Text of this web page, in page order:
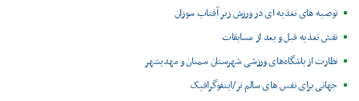
توصیه های تغذیه ای در ورزش زیر آفتاب سوزان
نقش تغذیه قبل و بعد از مسابقات
نظارت از باشگاه‌های ورزشی شهرستان سمنان و مهدیشهر
جهانی برای نفس های سالم تر/اینفوگرافیک